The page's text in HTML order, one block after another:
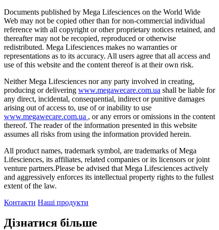
Documents published by Mega Lifesciences on the World Wide
Web may not be copied other than for non-commercial individual
reference with all copyright or other proprietary notices retained, and
thereafter may not be recopied, reproduced or otherwise
redistributed. Mega Lifesciences makes no warranties or
representations as to its accuracy. All users agree that all access and
use of this website and the content thereof is at their own risk.
Neither Mega Lifesciences nor any party involved in creating,
producing or delivering www.megawecare.com.ua shall be liable for
any direct, incidental, consequential, indirect or punitive damages
arising out of access to, use of or inability to use
www.megawecare.com.ua , or any errors or omissions in the content
thereof. The reader of the information presented in this website
assumes all risks from using the information provided herein.
All product names, trademark symbol, are trademarks of Mega
Lifesciences, its affiliates, related companies or its licensors or joint
venture partners.Please be advised that Mega Lifesciences actively
and aggressively enforces its intellectual property rights to the fullest
extent of the law.
Контакти Наші продукти
Дізнатися більше